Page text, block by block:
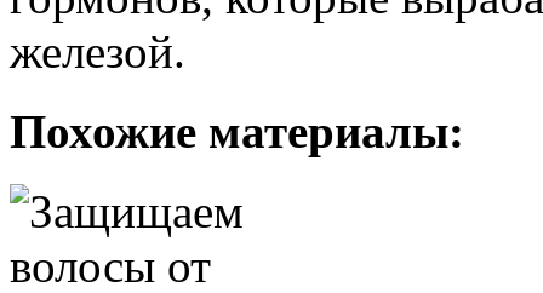
железой.
Похожие материалы: